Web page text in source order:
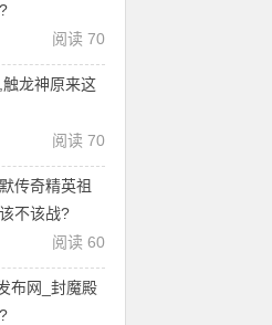
阅读 70
龙神原来这
阅读 70
传奇精英祖
不该战?
阅读 60
布网_封魔殿